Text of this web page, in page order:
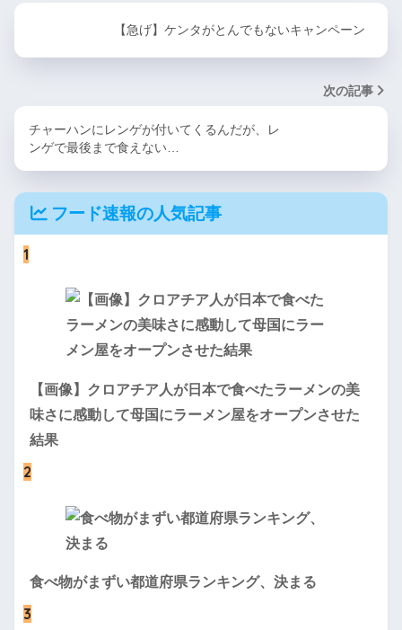
【急げ】ケンタがとんでもないキャンペーン
次の記事
チャーハンにレンゲが付いてくるんだが、レ
ンゲで最後まで食えない…
フード速報の人気記事
1
【画像】クロアチア人が日本で食べたラーメンの美
味さに感動して母国にラーメン屋をオープンさせた
結果
2
食べ物がまずい都道府県ランキング、決まる
3